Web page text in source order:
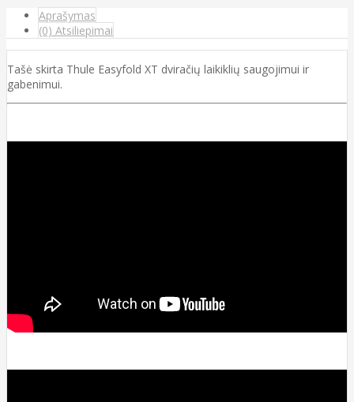
Aprašymas
(0) Atsiliepimai
Tašė skirta Thule Easyfold XT dviračių laikiklių saugojimui ir
gabenimui.